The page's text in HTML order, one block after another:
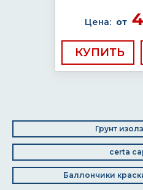
Цена: от
КУПИТЬ
Грунт
certa
Баллончики